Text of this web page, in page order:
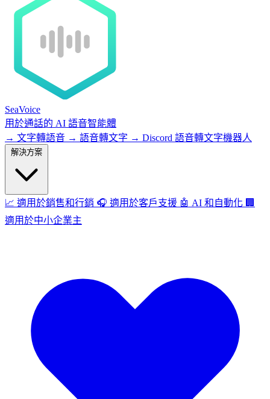
SeaVoice
用於通話的 AI 語音智能體
→ 文字轉語音 → 語音轉文字 → Discord 語音轉文字機器人
📈 適用於銷售和行銷 🎧 適用於客戶支援 🤖 AI 和自動化 🏢
適用於中小企業主